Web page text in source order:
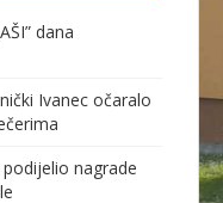
dana
Ivanec očaralo
nagrade